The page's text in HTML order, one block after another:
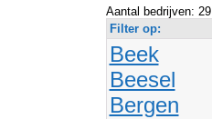
Aantal bedrijven: 29
Filter op:
Beek
Beesel
Bergen